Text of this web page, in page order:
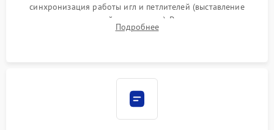
синхронизация работы игл и петлителей (выставление
зазоров до сотых долей миллиметра). Регулировка прижима
ножей, ширины обметки и хода дифференциального
Подробнее